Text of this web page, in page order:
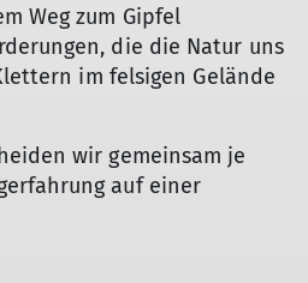
Weg zum Gipfel
die die Natur uns
im felsigen Gelände
wir gemeinsam je
auf einer